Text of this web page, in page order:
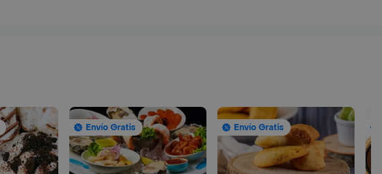
Envío Gratis Envío Gratis